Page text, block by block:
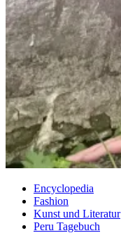
Encyclopedia
Fashion
Kunst und Literatur
Peru Tagebuch